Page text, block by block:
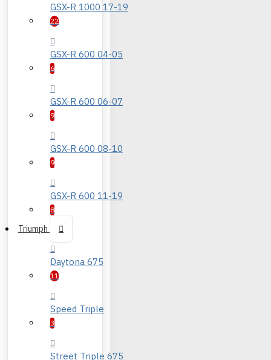
GSX-R 1000 17-19
22
GSX-R 600 04-05
6
GSX-R 600 06-07
9
GSX-R 600 08-10
9
GSX-R 600 11-19
8
Triumph
Daytona 675
11
Speed Triple
3
Street Triple 675